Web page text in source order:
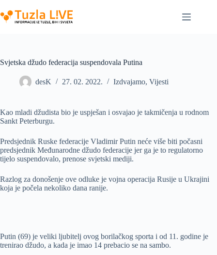
to
content
Svjetska džudo federacija suspendovala Putina
desK 27. 02. 2022. Izdvajamo, Vijesti
Kao mladi džudista bio je uspješan i osvajao je takmičenja u rodnom
Sankt Peterburgu.
Predsjednik Ruske federacije Vladimir Putin neće više biti počasni
predsjednik Međunarodne džudo federacije jer ga je to regulatorno
tijelo suspendovalo, prenose svjetski mediji.
Razlog za donošenje ove odluke je vojna operacija Rusije u Ukrajini
koja je počela nekoliko dana ranije.
Putin (69) je veliki ljubitelj ovog borilačkog sporta i od 11. godine je
trenirao džudo, a kada je imao 14 prebacio se na sambo.